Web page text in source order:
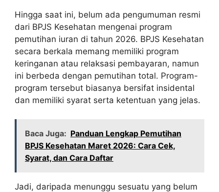
Hingga saat ini, belum ada pengumuman resmi
dari BPJS Kesehatan mengenai program
pemutihan iuran di tahun 2026. BPJS Kesehatan
secara berkala memang memiliki program
keringanan atau relaksasi pembayaran, namun
ini berbeda dengan pemutihan total. Program-
program tersebut biasanya bersifat insidental
dan memiliki syarat serta ketentuan yang jelas.
Baca Juga: Panduan Lengkap Pemutihan
BPJS Kesehatan Maret 2026: Cara Cek,
Syarat, dan Cara Daftar
Jadi, daripada menunggu sesuatu yang belum